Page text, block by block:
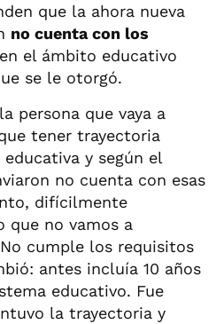
que la ahora nueva
no cuenta con los
el ámbito educativo
se le otorgó.
persona que vaya a
tener trayectoria
y según el
no cuenta con esas
difícilmente
que no vamos a
cumple los requisitos
antes incluía 10 años
educativo. Fue
la trayectoria y